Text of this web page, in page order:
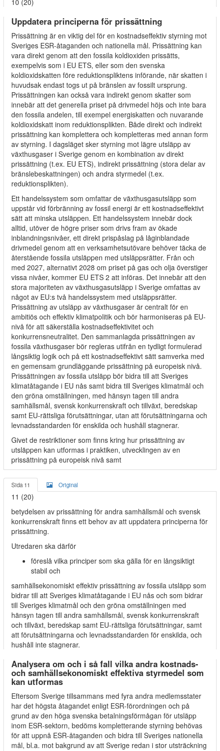
10 (20)
Uppdatera principerna för prissättning
Prissättning är en viktig del för en kostnadseffektiv styrning mot
Sveriges ESR-åtaganden och nationella mål. Prissättning kan
vara direkt genom att den fossila koldioxiden prissätts,
exempelvis som i EU ETS, eller som den svenska
koldioxidskatten före reduktionspliktens införande, när skatten i
huvudsak endast togs ut på bränslen av fossilt ursprung.
Prissättningen kan också vara indirekt genom skatter som
innebär att det generella priset på drivmedel höjs och inte bara
den fossila andelen, till exempel energiskatten och nuvarande
koldioxidskatt inom reduktionsplikten. Både direkt och indirekt
prissättning kan komplettera och kompletteras med annan form
av styrning. I dagsläget sker styrning mot lägre utsläpp av
växthusgaser i Sverige genom en kombination av direkt
prissättning (t.ex. EU ETS), indirekt prissättning (stora delar av
bränslebeskattningen) och andra styrmedel (t.ex.
reduktionsplikten).
Ett handelssystem som omfattar de växthusgasutsläpp som
uppstår vid förbränning av fossil energi är ett kostnadseffektivt
sätt att minska utsläppen. Ett handelssystem innebär dock
alltid, utöver de högre priser som drivs fram av ökade
inblandningsnivåer, ett direkt prispåslag på låginblandade
drivmedel genom att en verksamhetsutövare behöver täcka de
återstående fossila utsläppen med utsläppsrätter. Från och
med 2027, alternativt 2028 om priset på gas och olja överstiger
vissa nivåer, kommer EU ETS 2 att införas. Det innebär att den
stora majoriteten av växthusgasutsläpp i Sverige omfattas av
något av EU:s två handelssystem med utsläppsrätter.
Prissättning av utsläpp av växthusgaser är centralt för en
ambitiös och effektiv klimatpolitik och bör harmoniseras på EU-
nivå för att säkerställa kostnadseffektivitet och
konkurrensneutralitet. Den sammanlagda prissättningen av
fossila växthusgaser bör regleras utifrån en tydligt formulerad
långsiktig logik och på ett kostnadseffektivt sätt samverka med
en gemensam grundläggande prissättning på europeisk nivå.
Prissättningen av fossila utsläpp bör bidra till att Sveriges
klimatåtagande i EU nås samt bidra till Sveriges klimatmål och
den gröna omställningen, med hänsyn tagen till andra
samhällsmål, svensk konkurrenskraft och tillväxt, beredskap
samt EU-rättsliga förutsättningar, utan att förutsättningarna och
levnadsstandarden för enskilda och hushåll stagnerar.
Givet de restriktioner som finns kring hur prissättning av
utsläppen kan utformas i praktiken, utvecklingen av en
prissättning på europeisk nivå samt
Sida 11 Original
11 (20)
betydelsen av prissättning för andra samhällsmål och svensk
konkurrenskraft finns ett behov av att uppdatera principerna för
prissättning.
Utredaren ska därför
föreslå vilka principer som ska gälla för en långsiktigt
stabil och
samhällsekonomiskt effektiv prissättning av fossila utsläpp som
bidrar till att Sveriges klimatåtagande i EU nås och som bidrar
till Sveriges klimatmål och den gröna omställningen med
hänsyn tagen till andra samhällsmål, svensk konkurrenskraft
och tillväxt, beredskap samt EU-rättsliga förutsättningar, samt
att förutsättningarna och levnadsstandarden för enskilda, och
hushåll inte stagnerar.
Analysera om och i så fall vilka andra kostnads-
och samhällsekonomiskt effektiva styrmedel som
kan utformas
Eftersom Sverige tillsammans med fyra andra medlemsstater
har det högsta åtagandet enligt ESR-förordningen och på
grund av den höga svenska betalningsförmågan för utsläpp
inom ESR-sektorn, bedöms kompletterande styrning behövas
för att uppnå ESR-åtaganden och bidra till Sveriges nationella
mål, bl.a. mot bakgrund av att Sverige redan i stor utsträckning